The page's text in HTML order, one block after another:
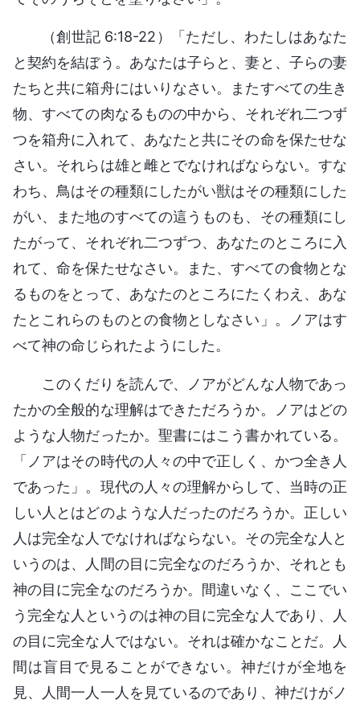
（創世記 6:18-22）「ただし、わたしはあなた
と契約を結ぼう。あなたは子らと、妻と、子らの妻
たちと共に箱舟にはいりなさい。またすべての生き
物、すべての肉なるものの中から、それぞれ二つず
つを箱舟に入れて、あなたと共にその命を保たせな
さい。それらは雄と雌とでなければならない。すな
わち、鳥はその種類にしたがい獣はその種類にした
がい、また地のすべての這うものも、その種類にし
たがって、それぞれ二つずつ、あなたのところに入
れて、命を保たせなさい。また、すべての食物とな
るものをとって、あなたのところにたくわえ、あな
たとこれらのものとの食物としなさい」。ノアはす
べて神の命じられたようにした。
このくだりを読んで、ノアがどんな人物であっ
たかの全般的な理解はできただろうか。ノアはどの
ような人物だったか。聖書にはこう書かれている。
「ノアはその時代の人々の中で正しく、かつ全き人
であった」。現代の人々の理解からして、当時の正
しい人とはどのような人だったのだろうか。正しい
人は完全な人でなければならない。その完全な人と
いうのは、人間の目に完全なのだろうか、それとも
神の目に完全なのだろうか。間違いなく、ここでい
う完全な人というのは神の目に完全な人であり、人
の目に完全な人ではない。それは確かなことだ。人
間は盲目で見ることができない。神だけが全地を
見、人間一人一人を見ているのであり、神だけがノ